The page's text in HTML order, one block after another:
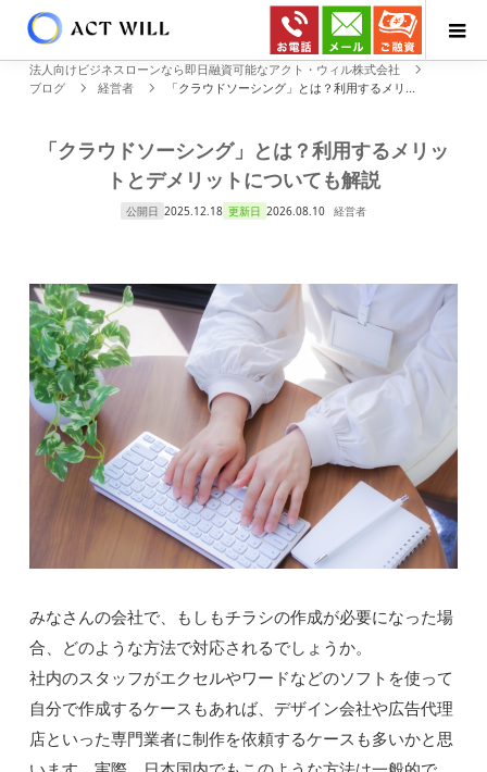
法人向けビジネスローンなら即日融資可能なアクト・ウィル株式会社
ブログ
経営者 「クラウドソーシング」とは？利用するメリ...
「クラウドソーシング」とは？利用するメリッ
トとデメリットについても解説
公開日 2025.12.18 更新日 2026.08.10 経営者
みなさんの会社で、もしもチラシの作成が必要になった場
合、どのような方法で対応されるでしょうか。
社内のスタッフがエクセルやワードなどのソフトを使って
自分で作成するケースもあれば、デザイン会社や広告代理
店といった専門業者に制作を依頼するケースも多いかと思